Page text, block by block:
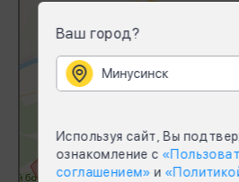
Ваш город?
Минусинск
Используя сайт, Вы
ознакомление с
соглашением» и